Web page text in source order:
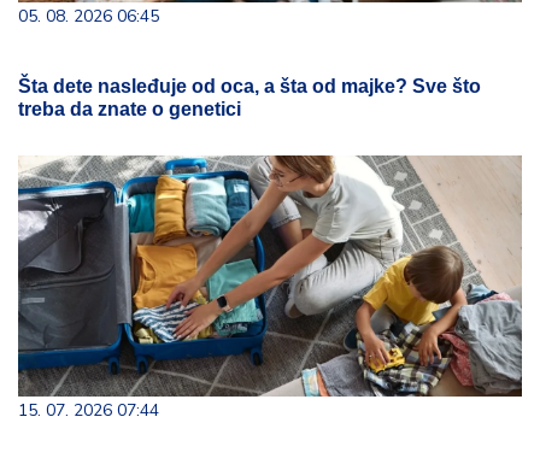
05. 08. 2026 06:45
Šta dete nasleđuje od oca, a šta od majke? Sve što
treba da znate o genetici
15. 07. 2026 07:44